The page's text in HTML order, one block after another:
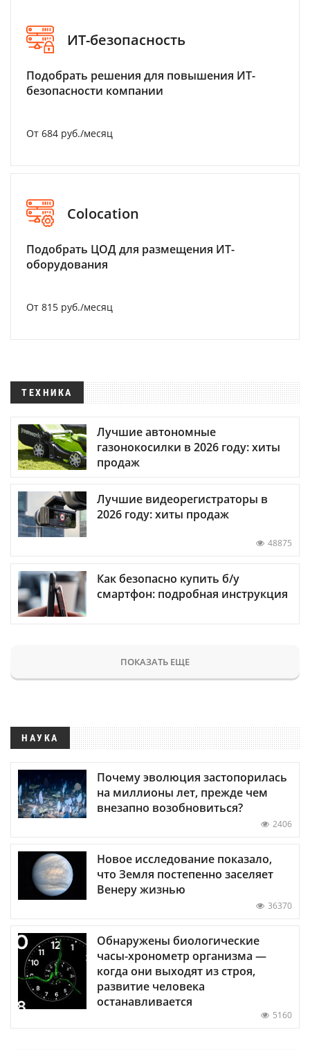
ИТ-безопасность
Подобрать решения для повышения ИТ-
безопасности компании
От 684 руб./месяц
Colocation
Подобрать ЦОД для размещения ИТ-
оборудования
От 815 руб./месяц
ТЕХНИКА
Лучшие автономные
газонокосилки в 2026 году: хиты
продаж
Лучшие видеорегистраторы в
2026 году: хиты продаж
48875
Как безопасно купить б/у
смартфон: подробная инструкция
ПОКАЗАТЬ ЕЩЕ
НАУКА
Почему эволюция застопорилась
на миллионы лет, прежде чем
внезапно возобновиться?
2406
Новое исследование показало,
что Земля постепенно заселяет
Венеру жизнью
36370
Обнаружены биологические
часы-хронометр организма —
когда они выходят из строя,
развитие человека
останавливается
5160